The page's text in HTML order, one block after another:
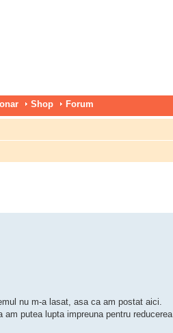
Shop Forum
nu m-a lasat, asa ca am postat aici.
putea lupta impreuna pentru